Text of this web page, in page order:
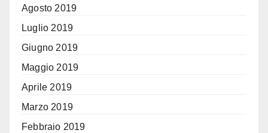
Agosto 2019
Luglio 2019
Giugno 2019
Maggio 2019
Aprile 2019
Marzo 2019
Febbraio 2019